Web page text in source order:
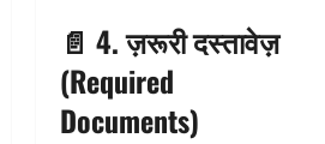
📄 4. ज़रूरी दस्तावेज़
(Required
Documents)